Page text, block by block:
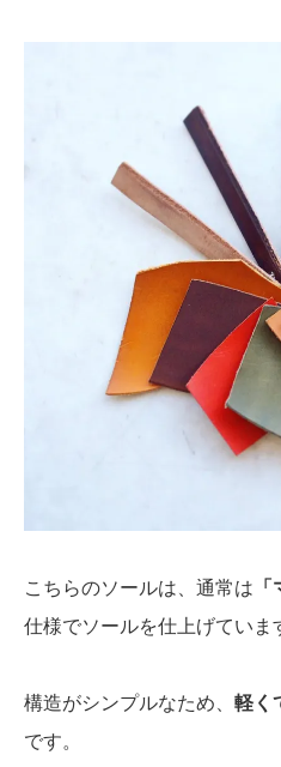
こちらのソールは、通常は
仕様でソールを仕上げていま
構造がシンプルなため、 軽く
です。